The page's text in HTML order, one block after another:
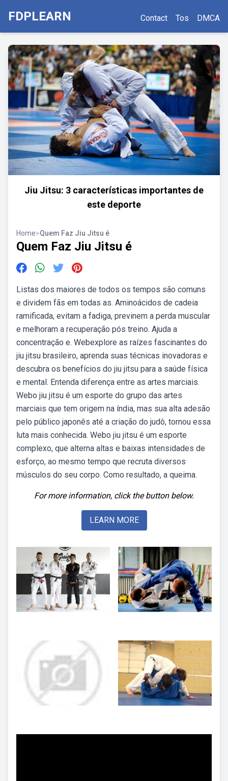
FDPLEARN Contact Tos DMCA
Jiu Jitsu: 3 características importantes de
este deporte
Home>Quem Faz Jiu Jitsu é
Quem Faz Jiu Jitsu é
Listas dos maiores de todos os tempos são comuns
e dividem fãs em todas as. Aminoácidos de cadeia
ramificada, evitam a fadiga, previnem a perda muscular
e melhoram a recuperação pós treino. Ajuda a
concentração e. Webexplore as raízes fascinantes do
jiu jitsu brasileiro, aprenda suas técnicas inovadoras e
descubra os benefícios do jiu jitsu para a saúde física
e mental. Entenda diferença entre as artes marciais.
Webo jiu jitsu é um esporte do grupo das artes
marciais que tem origem na índia, mas sua alta adesão
pelo público japonês até a criação do judô, tornou essa
luta mais conhecida. Webo jiu jitsu é um esporte
complexo, que alterna altas e baixas intensidades de
esforço, ao mesmo tempo que recruta diversos
músculos do seu corpo. Como resultado, a queima.
For more information, click the button below.
LEARN MORE